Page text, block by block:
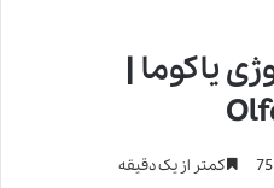
یاکوما |
75 کمتر از یک دقیقه